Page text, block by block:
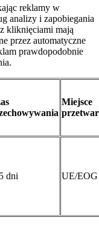
reklamy w
analizy i zapobiegania
kliknięciami mają
przez automatyczne
prawdopodobnie
Miejsce
dni UE/EOG